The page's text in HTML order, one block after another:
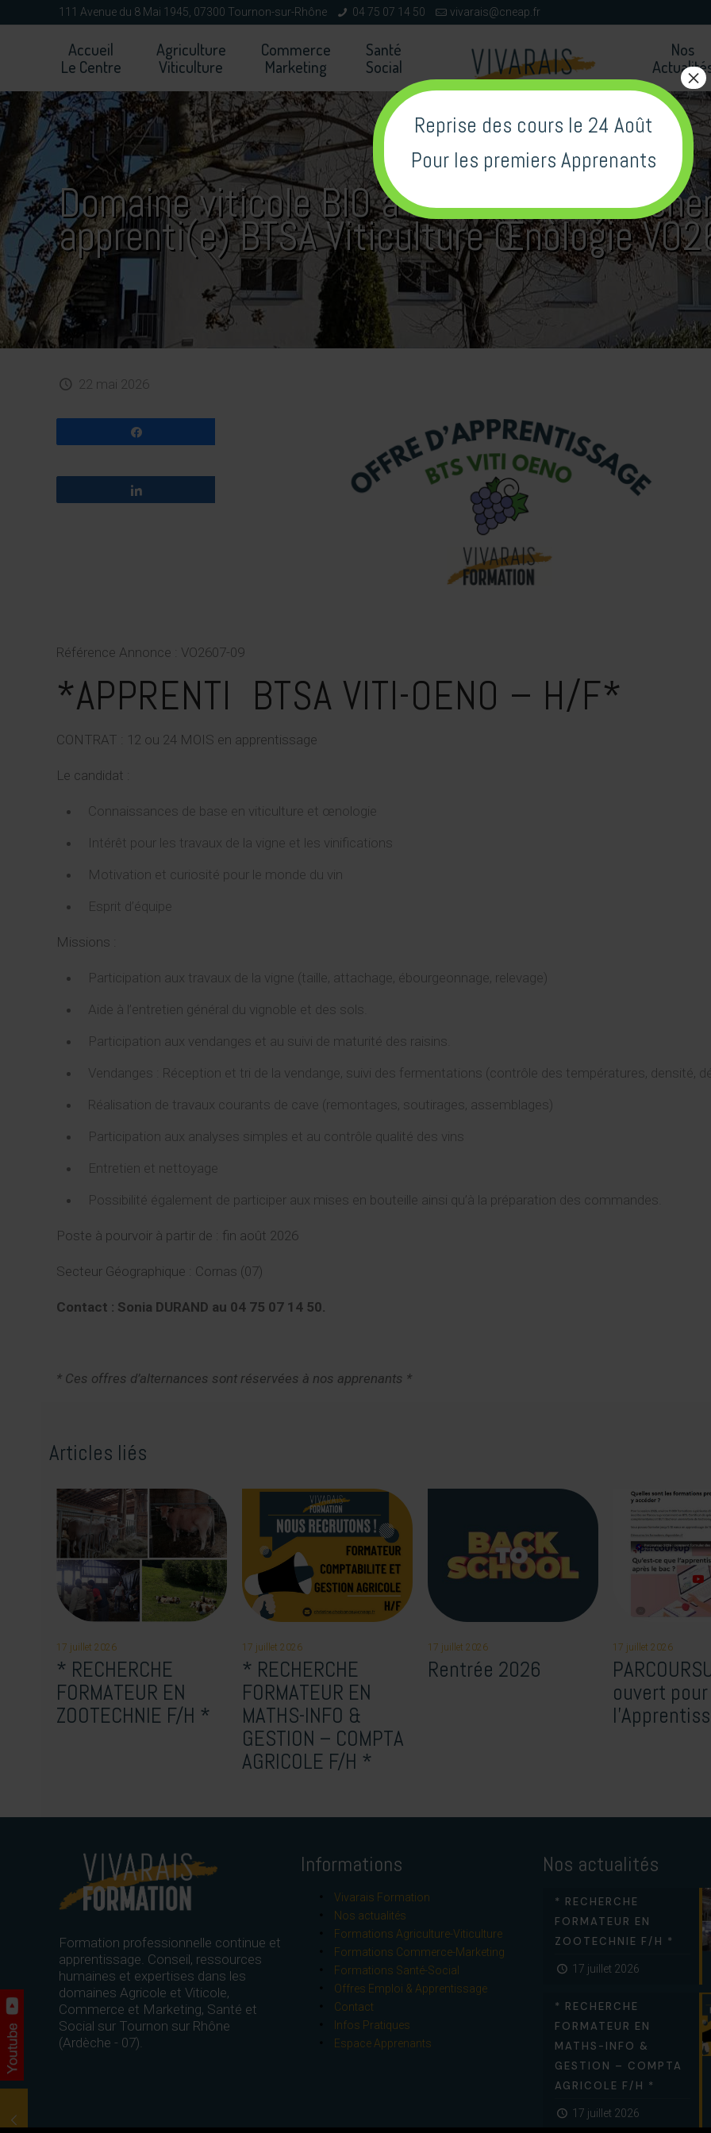
111 Avenue du 8 Mai 1945, 07300 Tournon-sur-Rhône 04 75 07 14 50 vivarais@cneap.fr
Accueil
Le Centre
Agriculture
Viticulture
Commerce
Marketing
Santé
Social
Nos
Domaine viticole BIO à CORNAS (07)
apprenti(e) BTSA Viticulture Œnologie
22 mai 2026
Référence Annonce : VO2607-09
*APPRENTI BTSA VITI-OENO – H/F*
CONTRAT : 12 ou 24 MOIS en apprentissage
Le candidat :
Connaissances de base en viticulture et œnologie
Intérêt pour les travaux de la vigne et les vinifications
Motivation et curiosité pour le monde du vin
Esprit d’équipe
Missions :
Participation aux travaux de la vigne (taille, attachage, ébourgeonnage, relevage)
Aide à l’entretien général du vignoble et des sols.
Participation aux vendanges et au suivi de maturité des raisins.
Vendanges : Réception et tri de la vendange, suivi des fermentations (contrôle des températures, densité,
Réalisation de travaux courants de cave (remontages, soutirages, assemblages)
Participation aux analyses simples et au contrôle qualité des vins
Entretien et nettoyage
Possibilité également de participer aux mises en bouteille ainsi qu’à la préparation des commandes.
Poste à pourvoir à partir de : fin août 2026
Secteur Géographique : Cornas (07)
Contact : Sonia DURAND au 04 75 07 14 50.
* Ces offres d’alternances sont réservées à nos apprenants *
Articles liés
17 juillet 2026
* RECHERCHE
FORMATEUR EN
ZOOTECHNIE F/H *
17 juillet 2026
* RECHERCHE
FORMATEUR EN
MATHS-INFO &
GESTION – COMPTA
AGRICOLE F/H *
17 juillet 2026
Rentrée 2026
17 juillet 2026
ouvert pour
Formation professionnelle continue et
apprentissage. Conseil, ressources
humaines et expertises dans les
domaines Agricole et Viticole,
Commerce et Marketing, Santé et
Social sur Tournon sur Rhône
(Ardèche - 07).
Informations
Vivarais Formation
Nos actualités
Formations Agriculture-Viticulture
Formations Commerce-Marketing
Formations Santé-Social
Offres Emploi & Apprentissage
Contact
Infos Pratiques
Espace Apprenants
Nos actualités
* RECHERCHE
FORMATEUR EN
ZOOTECHNIE F/H *
17 juillet 2026
* RECHERCHE
FORMATEUR EN
MATHS-INFO &
GESTION – COMPTA
AGRICOLE F/H *
17 juillet 2026
Reprise des cours le 24 Août
Pour les premiers Apprenants
×